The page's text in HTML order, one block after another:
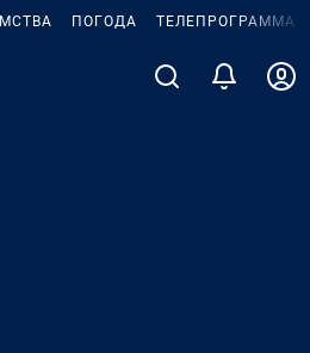
ПОГОДА ТЕЛЕПРОГРАММА